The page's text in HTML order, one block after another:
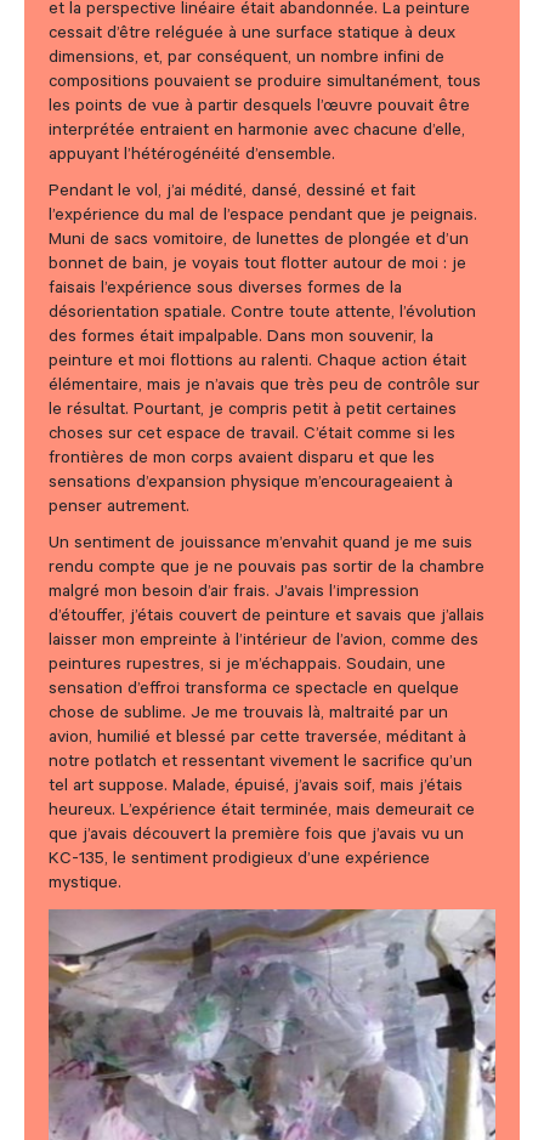
et la perspective linéaire était abandonnée. La peinture
cessait d’être reléguée à une surface statique à deux
dimensions, et, par conséquent, un nombre infini de
compositions pouvaient se produire simultanément, tous
les points de vue à partir desquels l’œuvre pouvait être
interprétée entraient en harmonie avec chacune d’elle,
appuyant l’hétérogénéité d’ensemble.
Pendant le vol, j’ai médité, dansé, dessiné et fait
l’expérience du mal de l’espace pendant que je peignais.
Muni de sacs vomitoire, de lunettes de plongée et d’un
bonnet de bain, je voyais tout flotter autour de moi : je
faisais l’expérience sous diverses formes de la
désorientation spatiale. Contre toute attente, l’évolution
des formes était impalpable. Dans mon souvenir, la
peinture et moi flottions au ralenti. Chaque action était
élémentaire, mais je n’avais que très peu de contrôle sur
le résultat. Pourtant, je compris petit à petit certaines
choses sur cet espace de travail. C’était comme si les
frontières de mon corps avaient disparu et que les
sensations d’expansion physique m’encourageaient à
penser autrement.
Un sentiment de jouissance m’envahit quand je me suis
rendu compte que je ne pouvais pas sortir de la chambre
malgré mon besoin d’air frais. J’avais l’impression
d’étouffer, j’étais couvert de peinture et savais que j’allais
laisser mon empreinte à l’intérieur de l’avion, comme des
peintures rupestres, si je m’échappais. Soudain, une
sensation d’effroi transforma ce spectacle en quelque
chose de sublime. Je me trouvais là, maltraité par un
avion, humilié et blessé par cette traversée, méditant à
notre potlatch et ressentant vivement le sacrifice qu’un
tel art suppose. Malade, épuisé, j’avais soif, mais j’étais
heureux. L’expérience était terminée, mais demeurait ce
que j’avais découvert la première fois que j’avais vu un
KC-135, le sentiment prodigieux d’une expérience
mystique.